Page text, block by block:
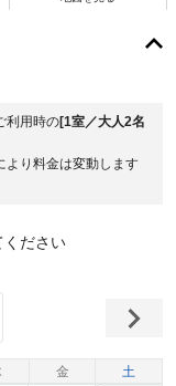
利用時の[1室／大人2名
より料金は変動します
ください
金 土